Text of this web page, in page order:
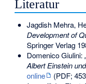
Literatur
Jagdish Mehra,
Development of
Springer Verlag
Domenico Giulini:
Albert Einstein
online
(PDF;